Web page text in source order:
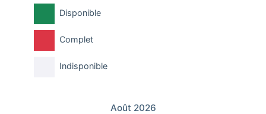
Disponible
Complet
Indisponible
Août 2026